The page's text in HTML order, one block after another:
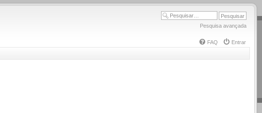
Pesquisa avançada
FAQ
Entrar